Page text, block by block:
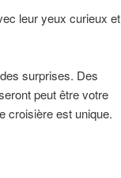
leur yeux curieux et
surprises. Des
peut être votre
croisière est unique.